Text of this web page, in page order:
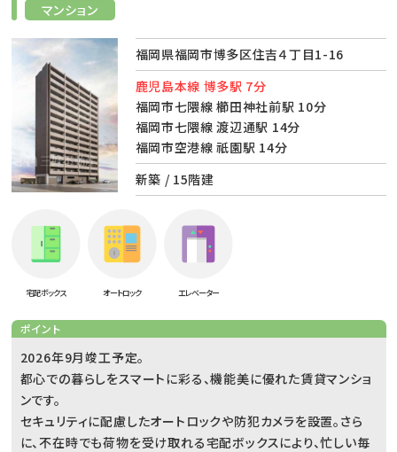
マンション
福岡県福岡市博多区住吉４丁目1-16
鹿児島本線 博多駅 7分
福岡市七隈線 櫛田神社前駅 10分
福岡市七隈線 渡辺通駅 14分
福岡市空港線 祇園駅 14分
新築 / 15階建
宅配ボックス オートロック エレベーター
ポイント
2026年9月竣工予定。
都心での暮らしをスマートに彩る、機能美に優れた賃貸マンショ
ンです。
セキュリティに配慮したオートロックや防犯カメラを設置。さら
に、不在時でも荷物を受け取れる宅配ボックスにより、忙しい毎